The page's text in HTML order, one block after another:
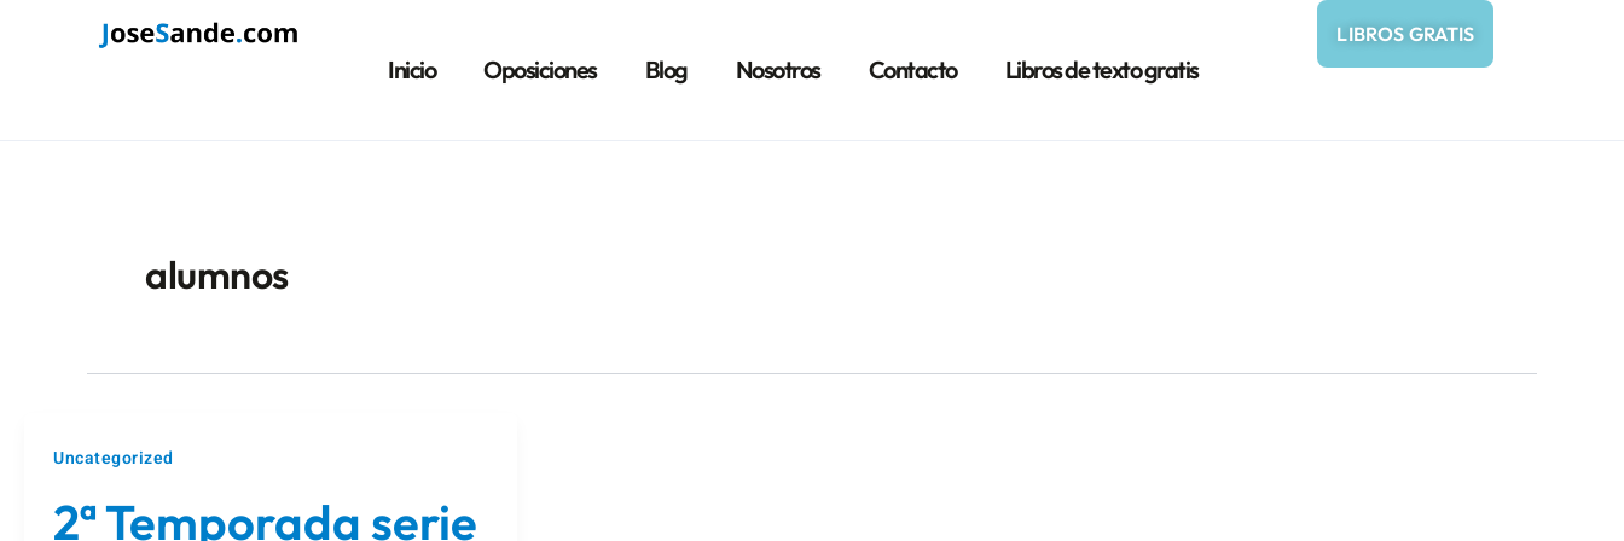
Inicio Oposiciones Blog Nosotros Contacto Libros de texto gratis
LIBROS GRATIS
alumnos
Uncategorized
2ª Temporada serie